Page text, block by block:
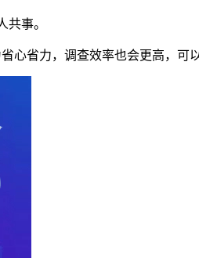
事。
省力，调查效率也会更高，可